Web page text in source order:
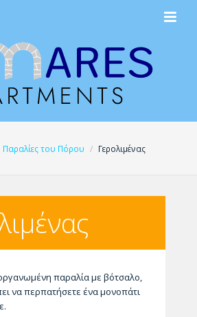
Παραλίες του Πόρου Γερολιμένας
παραλία με βότσαλο,
να περπατήσετε ένα μονοπάτι
όλη τη περίοδο